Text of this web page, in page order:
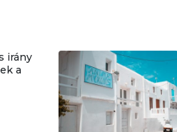
irány
a